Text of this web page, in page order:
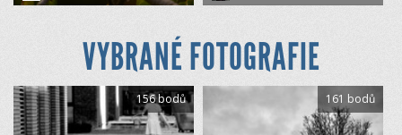
VYBRANÉ FOTOGRAFIE
156 bodů 161 bodů